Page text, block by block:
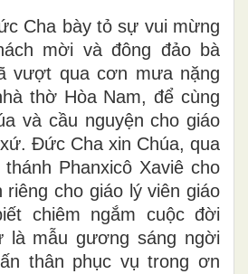
Cha bày tỏ sự vui mừng
mời và đông đảo bà
vượt qua cơn mưa nặng
thờ Hòa Nam, để cùng
và cầu nguyện cho giáo
Đức Cha xin Chúa, qua
Phanxicô Xaviê cho
cho giáo lý viên giáo
chiêm ngắm cuộc đời
là mẫu gương sáng ngời
thân phục vụ trong ơn